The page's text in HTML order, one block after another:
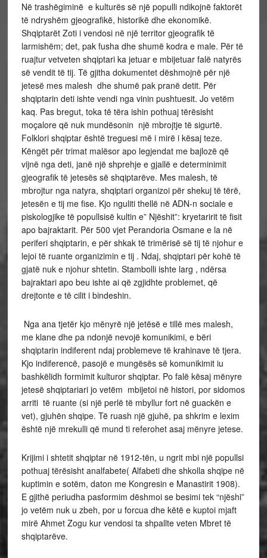
Në trashëgiminë e kulturës së një populli ndikojnë faktorët
të ndryshëm gjeografikë, historikë dhe ekonomikë.
Shqiptarët Zoti i vendosi në një territor gjeografik të
larmishëm; det, pak fusha dhe shumë kodra e male. Për të
ruajtur vetveten shqiptari ka jetuar e mbijetuar falë natyrës
së vendit të tij. Të gjitha dokumentet dëshmojnë për një
jetesë mes malesh dhe shumë pak pranë detit. Për
shqiptarin deti ishte vendi nga vinin pushtuesit. Jo vetëm
kaq. Pas bregut, toka të tëra ishin pothuaj tërësisht
moçalore që nuk mundësonin një mbrojtje të sigurtë.
Folklori shqiptar është treguesi më i mirë i kësaj teze.
Këngët për trimat malësor apo legjendat me bajlozë që
vijnë nga deti, janë një shprehje e gjallë e determinimit
gjeografik të jetesës së shqiptarëve. Mes malesh, të
mbrojtur nga natyra, shqiptari organizoi për shekuj të tërë,
jetesën e tij me fise. Kjo nguliti thellë në ADN-n sociale e
piskologjike të popullsisë kultin e” Njëshit”: kryetaririt të fisit
apo bajraktarit. Për 500 vjet Perandoria Osmane e la në
periferi shqiptarin, e për shkak të trimërisë së tij të njohur e
lejoi të ruante organizimin e tij . Ndaj, shqiptari për kohë të
gjatë nuk e njohur shtetin. Stambolli ishte larg , ndërsa
bajraktari apo beu ishte ai që zgjidhte problemet, që
drejtonte e të cilit i bindeshin.
Nga ana tjetër kjo mënyrë një jetësë e tillë mes malesh,
me klane dhe pa ndonjë nevojë komunikimi, e bëri
shqiptarin indiferent ndaj problemeve të krahinave të tjera.
Kjo indiferencë, pasojë e mungësës së komunikimit iu
bashkëlidh formimit kulturor shqiptar. Po falë kësaj mënyre
jetesë shqiptariari jo vetëm mbijetoi në histori, por sidomos
arriti të ruante (si një perlë të mbyllur fort në guackën e
vet), gjuhën shqipe. Të ruash një gjuhë, pa shkrim e lexim
është një mrekulli që mund ti referohet asaj mënyre jetese.
Krijimi i shtetit shqiptar në 1912-tën, u ngrit mbi një popullsi
pothuaj tërësisht analfabete( Alfabeti dhe shkolla shqipe në
kuptimin e sotëm, daton me Kongresin e Manastirit 1908).
E gjithë periudha pasformim dëshmoi se besimi tek “njëshi”
jo vetëm nuk u zbeh, por u forcua dhe këtë e kuptoi mjaft
mirë Ahmet Zogu kur vendosi ta shpallte veten Mbret të
shqiptarëve.